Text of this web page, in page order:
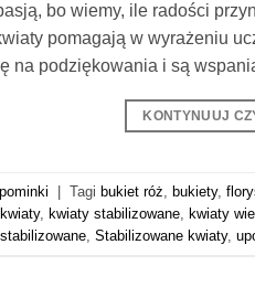
bo wiemy, ile radości
pomagają w wyrażeniu
na podziękowania i są
KONTYNUUJ
| Tagi bukiet róż bukiety,
kwiaty, kwiaty stabilizowane kwiaty
Stabilizowane kwiaty,